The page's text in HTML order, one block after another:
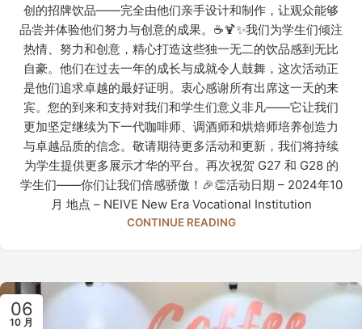
创的招牌饮品——完全由他们亲手设计和制作，让观众能够
品尝并体验他们努力与创意的成果。☕🍹✨我们为学生们倾注
热情、努力和创意，精心打造这些独一无二的饮品感到无比
自豪。他们在过去一年的成长与成就令人鼓舞，这次活动正
是他们追求卓越的最好证明。衷心感谢所有出席这一天的来
宾。您的到来和支持对我们和学生们意义非凡——它让我们
更加坚定继续为下一代咖啡师、调酒师和烘焙师培养创造力
与卓越品质的信念。敬请期待更多活动和更新，我们将持续
为学生提供更多展示才华的平台。再次祝贺 G27 和 G28 的
学生们——你们让我们倍感骄傲！🎉👏活动日期 – 2024年10
月 地点 – NEIVE New Era Vocational Institution
CONTINUE READING
06
10 月